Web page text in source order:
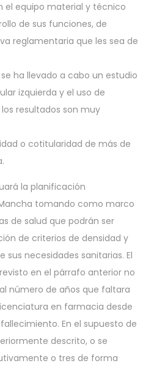
el equipo material y técnico
de sus funciones, de
reglamentaria que les sea de
ha llevado a cabo un estudio
izquierda y el uso de
resultados son muy
o cotitularidad de más de
la planificación
tomando como marco
de salud que podrán ser
de criterios de densidad y
sus necesidades sanitarias. El
en el párrafo anterior no
número de años que faltara
en farmacia desde
En el supuesto de
descrito, o se
o tres de forma